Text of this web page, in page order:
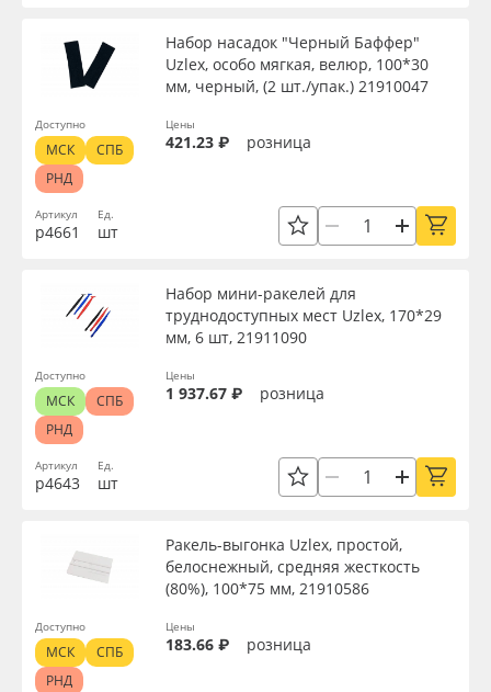
Артикул
р4661
Набор насадок "Черный Баффер"
Uzlex, особо мягкая, велюр, 100*30
мм, черный, (2 шт./упак.) 21910047
Ед.
шт
Цены
421.23 ₽ розница
Доступно
МСК
СПБ
РНД
Артикул
р4643
Набор мини-ракелей для
труднодоступных мест Uzlex, 170*29
мм, 6 шт, 21911090
Ед.
шт
Цены
1 937.67 ₽ розница
Доступно
МСК
СПБ
РНД
Ракель-выгонка Uzlex, простой,
белоснежный, средняя жесткость
(80%), 100*75 мм, 21910586
Цены
183.66 ₽ розница
Доступно
МСК
СПБ
РНД